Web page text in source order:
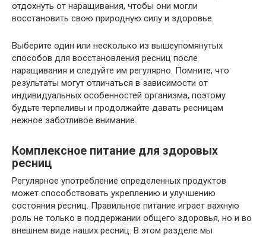
отдохнуть от наращивания, чтобы они могли
восстановить свою природную силу и здоровье.
Выберите один или несколько из вышеупомянутых
способов для восстановления ресниц после
наращивания и следуйте им регулярно. Помните, что
результаты могут отличаться в зависимости от
индивидуальных особенностей организма, поэтому
будьте терпеливы и продолжайте давать ресницам
нежное заботливое внимание.
Комплексное питание для здоровых
ресниц
Регулярное употребление определенных продуктов
может способствовать укреплению и улучшению
состояния ресниц. Правильное питание играет важную
роль не только в поддержании общего здоровья, но и во
внешнем виде наших ресниц. В этом разделе мы